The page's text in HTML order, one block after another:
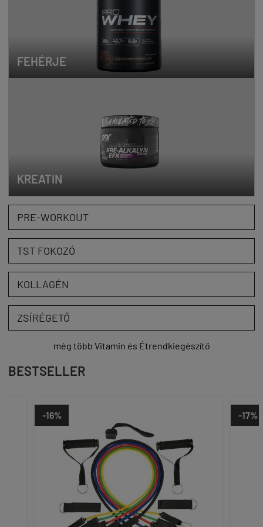
FEHÉRJE
KREATIN
PRE-WORKOUT
TST FOKOZÓ
KOLLAGÉN
ZSÍRÉGETŐ
még több Vitamin és Étrendkiegészítő
BESTSELLER
-17%